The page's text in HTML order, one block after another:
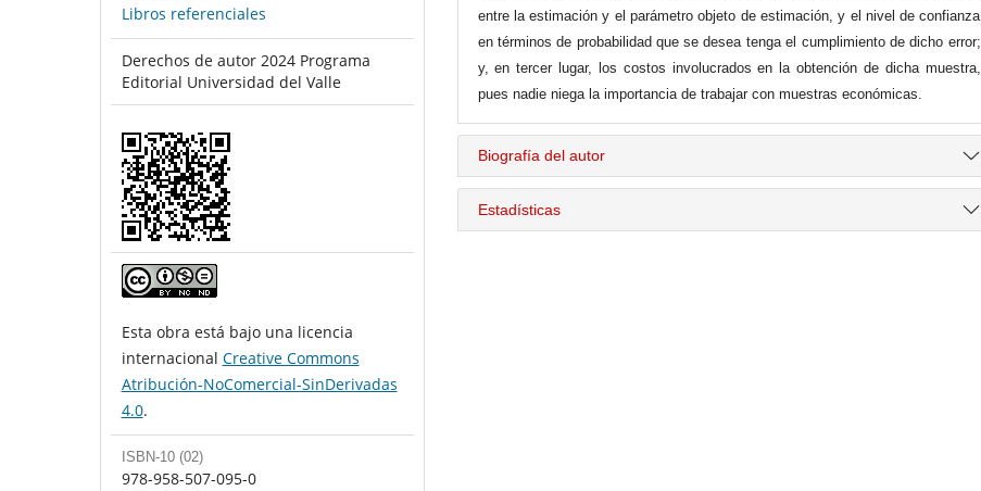
Libros referenciales
Derechos de autor 2024 Programa
Editorial Universidad del Valle
Esta obra está bajo una licencia
internacional Creative Commons
Atribución-NoComercial-SinDerivadas
4.0.
ISBN-10 (02)
978-958-507-095-0
entre la estimación y el parámetro objeto de estimación, y el nivel de confianza
en términos de probabilidad que se desea tenga el cumplimiento de dicho error;
y, en tercer lugar, los costos involucrados en la obtención de dicha muestra,
pues nadie niega la importancia de trabajar con muestras económicas.
Biografía del autor
Estadísticas